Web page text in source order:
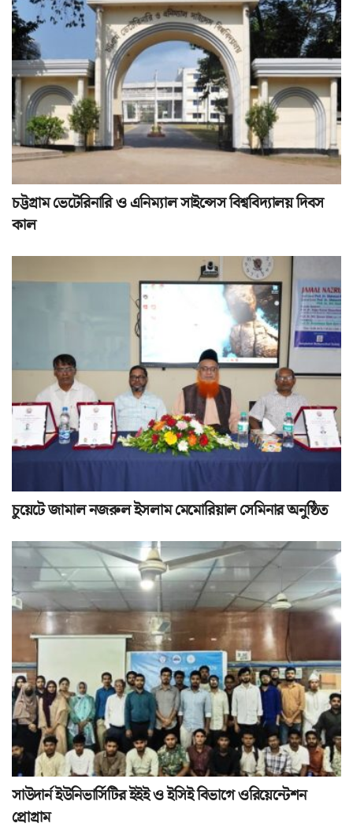
চট্টগ্রাম ভেটেরিনারি ও এনিম্যাল সাইন্সেস বিশ্ববিদ্যালয় দিবস
কাল
চুয়েটে জামাল নজরুল ইসলাম মেমোরিয়াল সেমিনার অনুষ্ঠিত
সাউদার্ন ইউনিভার্সিটির ইইই ও ইসিই বিভাগে ওরিয়েন্টেশন
প্রোগ্রাম